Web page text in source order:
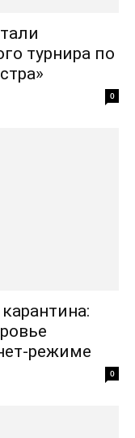
турнира по
0
режиме
0